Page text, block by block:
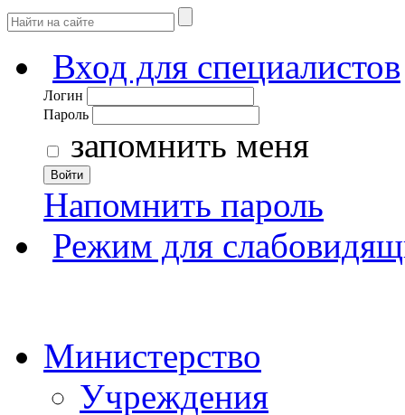
Вход для специалистов
Логин
Пароль
запомнить меня
Войти
Напомнить пароль
Режим для
Министерство
Учреждения